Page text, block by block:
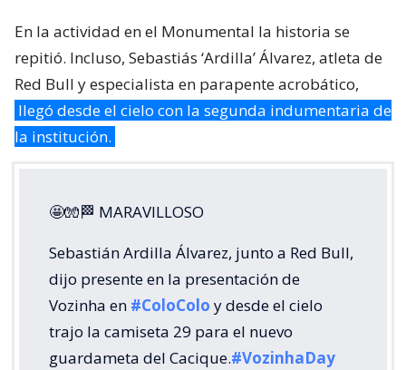
En la actividad en el Monumental la historia se
repitió. Incluso, Sebastiás ‘Ardilla’ Álvarez, atleta de
Red Bull y especialista en parapente acrobático,
llegó desde el cielo con la segunda indumentaria de
la institución.
🤩🧤🏁 MARAVILLOSO
Sebastián Ardilla Álvarez, junto a Red Bull,
dijo presente en la presentación de
Vozinha en #ColoColo y desde el cielo
trajo la camiseta 29 para el nuevo
guardameta del Cacique.#VozinhaDay